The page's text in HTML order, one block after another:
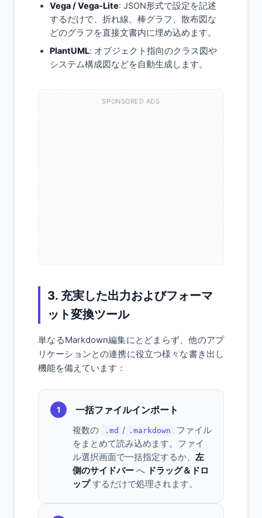
Vega / Vega-Lite: JSON形式で設定を記述
するだけで、折れ線、棒グラフ、散布図な
どのグラフを直接文書内に埋め込めます。
PlantUML: オブジェクト指向のクラス図や
システム構成図などを自動生成します。
SPONSORED ADS
3. 充実した出力およびフォーマ
ット変換ツール
単なるMarkdown編集にとどまらず、他のアプ
リケーションとの連携に役立つ様々な書き出し
機能を備えています：
1 一括ファイルインポート
複数の .md / .markdown
ファイル
をまとめて読み込めます。ファイ
ル選択画面で一括指定するか、 左
側のサイドバー へ ドラッグ＆ドロ
ップするだけで処理されます。